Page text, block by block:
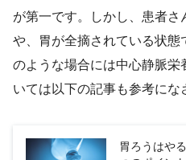
が第一です。しかし、患者
や、胃が全摘されている状
のような場合には中心静脈
いては以下の記事も参考にな
胃ろうはや